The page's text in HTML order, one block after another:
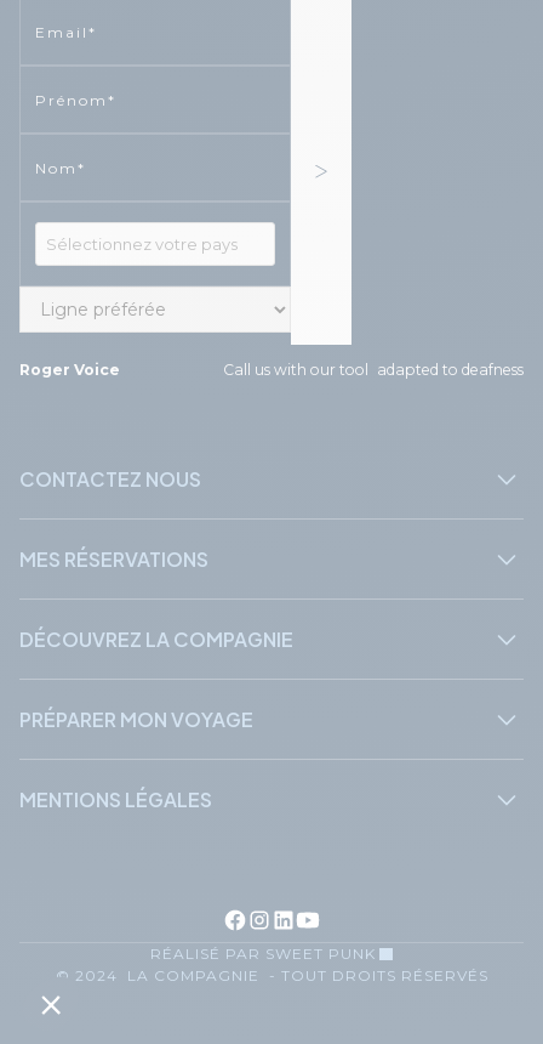
Roger Voice Call us with our tool adapted to deafness
CONTACTEZ NOUS
MES RÉSERVATIONS
DÉCOUVREZ LA COMPAGNIE
PRÉPARER MON VOYAGE
MENTIONS LÉGALES
© 2024 LA COMPAGNIE - TOUT DROITS RÉSERVÉS
RÉALISÉ PAR SWEET PUNK